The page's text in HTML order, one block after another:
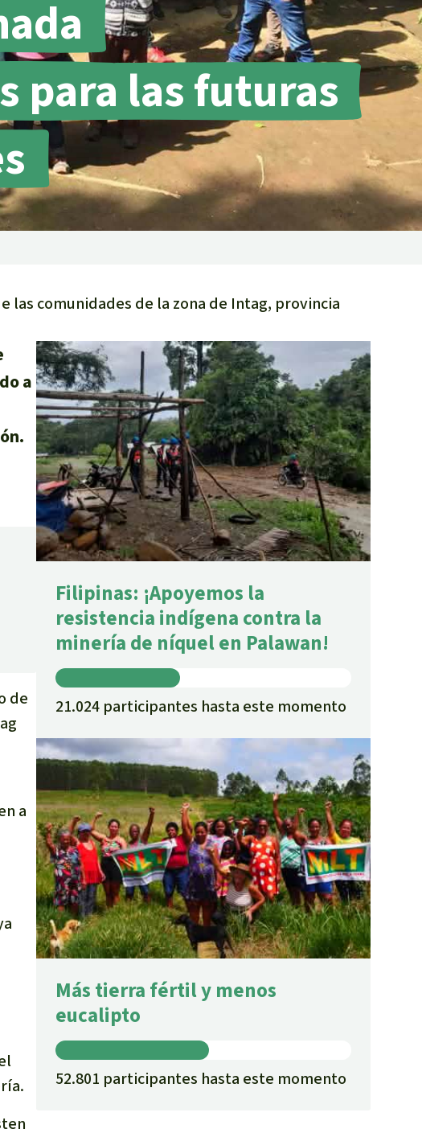
incendios forestales
Donación
para las futuras
comunidades de la zona de Intag, provincia
a
de
a
Filipinas: ¡Apoyemos la
resistencia indígena contra la
minería de níquel en Palawan!
21.024 participantes hasta este momento
Más tierra fértil y menos
eucalipto
52.801 participantes hasta este momento